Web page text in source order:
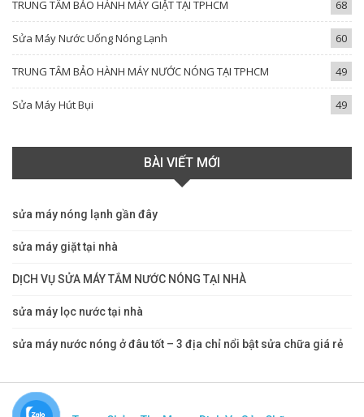
TRUNG TÂM BẢO HÀNH MÁY GIẶT TẠI TPHCM 68
Sửa Máy Nước Uống Nóng Lạnh 60
TRUNG TÂM BẢO HÀNH MÁY NƯỚC NÓNG TẠI TPHCM 49
Sửa Máy Hút Bụi 49
BÀI VIẾT MỚI
sửa máy nóng lạnh gần đây
sửa máy giặt tại nhà
DỊCH VỤ SỬA MÁY TẮM NƯỚC NÓNG TẠI NHÀ
sửa máy lọc nước tại nhà
sửa máy nước nóng ở đâu tốt – 3 địa chỉ nổi bật sửa chữa giá rẻ